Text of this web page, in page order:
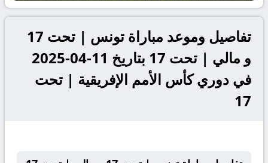
تفاصيل وموعد مباراة تونس | تحت 17
و مالي | تحت 17 بتاريخ 11-04-2025
في دوري كأس الأمم الإفريقية | تحت
17